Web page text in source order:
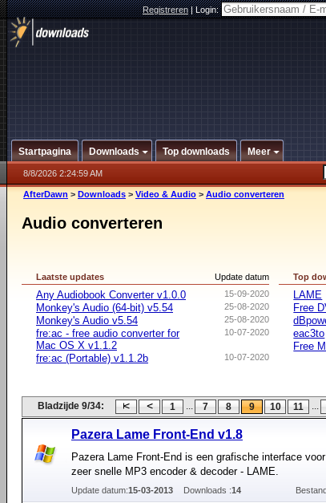
Registreren|Login:
Startpagina Downloads Top downloads Meer
8/8/2026 2:24:59 AM
AfterDawn > Downloads > Video & Audio > Audio converteren
Audio converteren
Update datum
Laatste updates
15-09-2020
Any Audiobook Converter v1.0.0
25-08-2020
Monkey's Audio (64-bit) v5.54
25-08-2020
Monkey's Audio v5.54
10-07-2020
fre:ac - free audio converter for
Mac OS X v1.1.2
10-07-2020
fre:ac (Portable) v1.1.2b
Top
LAME
Free
eac3to
Free
Bladzijde 9/34: 1 ... 7 8 9 10 11 ...
Pazera Lame Front-End v1.8
Pazera Lame Front-End is een grafische interface
zeer snelle MP3 encoder & decoder - LAME.
Update datum:15-03-2013 Downloads :14